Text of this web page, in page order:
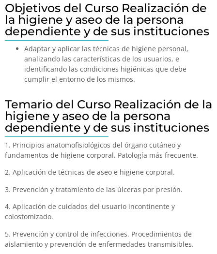
Objetivos del Curso Realización de
la higiene y aseo de la persona
dependiente y de sus instituciones
Adaptar y aplicar las técnicas de higiene personal,
analizando las características de los usuarios, e
identificando las condiciones higiénicas que debe
cumplir el entorno de los mismos.
Temario del Curso Realización de la
higiene y aseo de la persona
dependiente y de sus instituciones
1. Principios anatomofisiológicos del órgano cutáneo y
fundamentos de higiene corporal. Patología más frecuente.
2. Aplicación de técnicas de aseo e higiene corporal.
3. Prevención y tratamiento de las úlceras por presión.
4. Aplicación de cuidados del usuario incontinente y
colostomizado.
5. Prevención y control de infecciones. Procedimientos de
aislamiento y prevención de enfermedades transmisibles.